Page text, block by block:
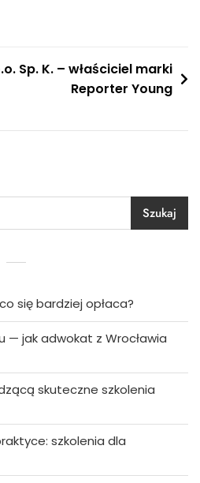
Sp. K. – właściciel marki
Reporter Young
Szukaj
się bardziej opłaca?
jak adwokat z Wrocławia
skuteczne szkolenia
szkolenia dla